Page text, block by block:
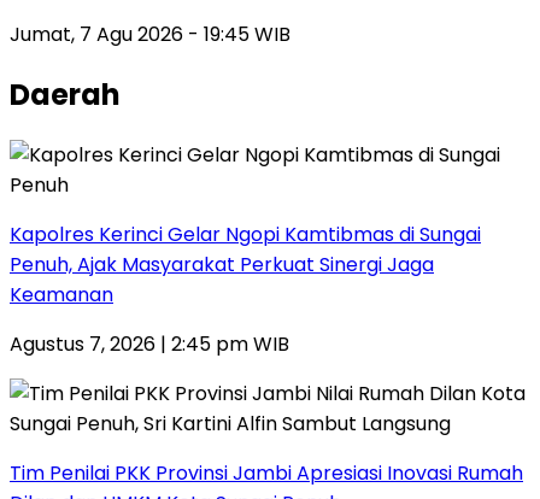
Jumat, 7 Agu 2026 - 19:45 WIB
Daerah
Kapolres Kerinci Gelar Ngopi Kamtibmas di Sungai
Penuh, Ajak Masyarakat Perkuat Sinergi Jaga
Keamanan
Agustus 7, 2026 | 2:45 pm WIB
Tim Penilai PKK Provinsi Jambi Apresiasi Inovasi Rumah